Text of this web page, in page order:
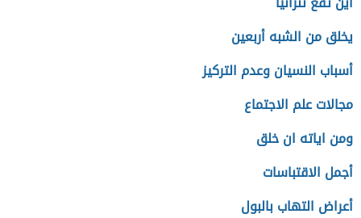
يخلق من الشبه أربعين
أسباب النسيان وعدم التركيز
مجالات علم الاجتماع
ومن اياته ان خلق
أجمل الاقتباسات
أعراض التهاب بالبول